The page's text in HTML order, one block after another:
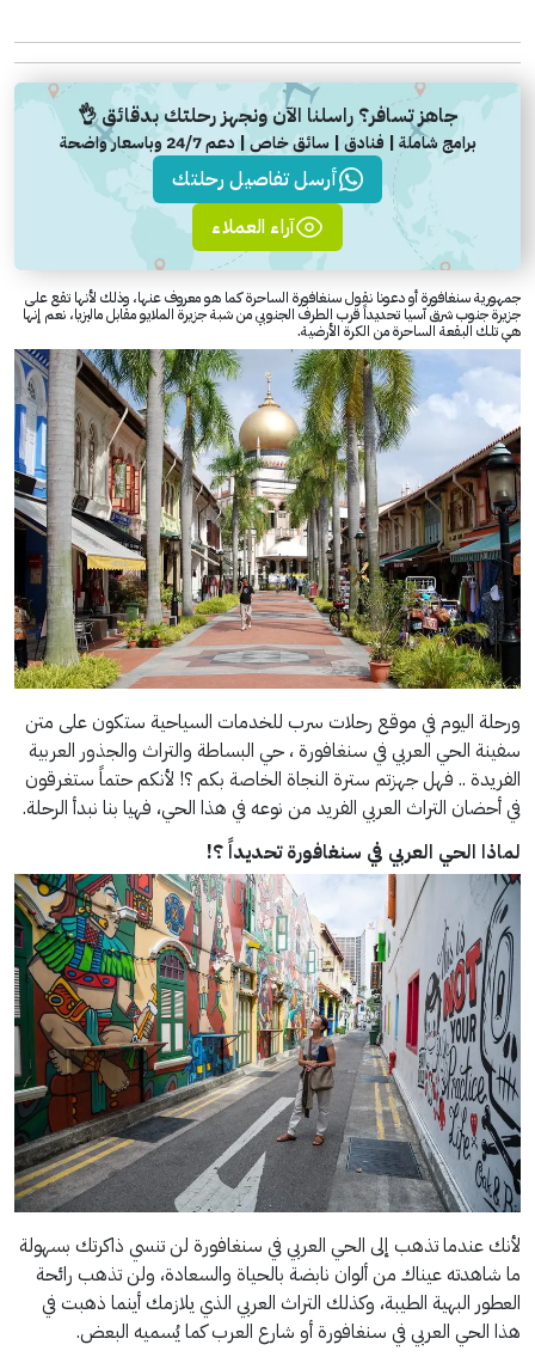
جاهز تسافر؟ راسلنا الآن ونجهز رحلتك بدقائق 👌
برامج شاملة | فنادق | سائق خاص | دعم 24/7 وباسعار واضحة
أرسل تفاصيل رحلتك
آراء العملاء
جمهورية سنغافورة أو دعونا نقول سنغافورة الساحرة كما هو معروف عنها، وذلك لأنها تقع على
جزيرة جنوب شرق آسيا تحديداً قرب الطرف الجنوبي من شبة جزيرة الملايو مقابل ماليزيا، نعم إنها
هي تلك البقعة الساحرة من الكرة الأرضية.
ورحلة اليوم في موقع رحلات سرب للخدمات السياحية ستكون على متن
سفينة الحي العربي في سنغافورة ، حي البساطة والتراث والجذور العربية
الفريدة .. فهل جهزتم سترة النجاة الخاصة بكم ؟! لأنكم حتماً ستغرقون
في أحضان التراث العربي الفريد من نوعه في هذا الحي، فهيا بنا نبدأ الرحلة.
لماذا الحي العربي في سنغافورة تحديداً ؟!
لأنك عندما تذهب إلى الحي العربي في سنغافورة لن تنسي ذاكرتك بسهولة
ما شاهدته عيناك من ألوان نابضة بالحياة والسعادة، ولن تذهب رائحة
العطور البهية الطيبة، وكذلك التراث العربي الذي يلازمك أينما ذهبت في
هذا الحي العربي في سنغافورة أو شارع العرب كما يُسميه البعض.